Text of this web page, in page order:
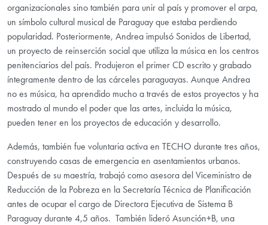
organizacionales sino también para unir al país y promover el arpa,
un símbolo cultural musical de Paraguay que estaba perdiendo
popularidad. Posteriormente, Andrea impulsó Sonidos de Libertad,
un proyecto de reinserción social que utiliza la música en los centros
penitenciarios del país. Produjeron el primer CD escrito y grabado
íntegramente dentro de las cárceles paraguayas. Aunque Andrea
no es música, ha aprendido mucho a través de estos proyectos y ha
mostrado al mundo el poder que las artes, incluida la música,
pueden tener en los proyectos de educación y desarrollo.
Además, también fue voluntaria activa en TECHO durante tres años,
construyendo casas de emergencia en asentamientos urbanos.
Después de su maestría, trabajó como asesora del Viceministro de
Reducción de la Pobreza en la Secretaría Técnica de Planificación
antes de ocupar el cargo de Directora Ejecutiva de Sistema B
Paraguay durante 4,5 años. También lideró Asunción+B, una